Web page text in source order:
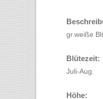
gr.weiße
Blütezeit:
Juli-Aug.
Höhe: